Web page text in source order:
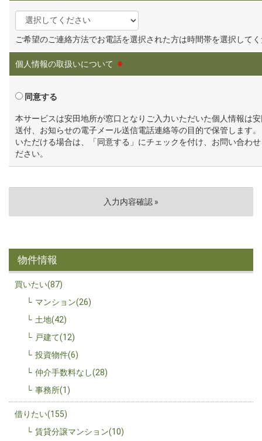
ご希望のご連絡方法でお電話を選択された方は時間帯を選択して
個人情報の取扱いについて ※
同意する
本サービスは安田地所が窓口となりご入力いただいた個人情報は
送付、お知らせの電子メール送信電話連絡等の目的で保管します
いただける場合は、「同意する」にチェックを付け、お問い合わ
ださい。
物件情報
買いたい(87)
マンション(26)
土地(42)
戸建て(12)
投資物件(6)
仲介手数料なし(28)
事務所(1)
借りたい(155)
賃貸分譲マンション(10)